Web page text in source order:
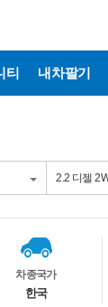
티 내차팔기
차종국가
한국